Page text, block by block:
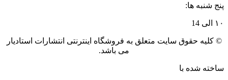
پنج شنبه ها:
۱۰ الی 14
© کلیه حقوق سایت متعلق به فروشگاه اینترنتی انتشارات استادیار
می باشد.
ساخته شده با